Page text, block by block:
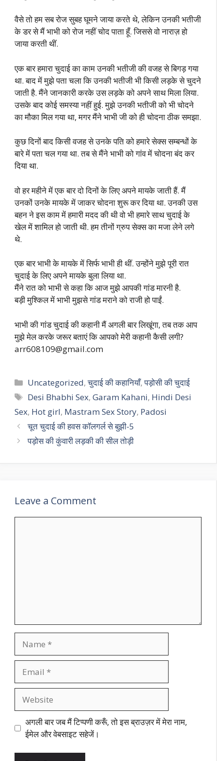
वैसे तो हम सब रोज सुबह घूमने जाया करते थे, लेकिन उनकी भतीजी
के डर से मैं भाभी को रोज नहीं चोद पाता हूँ. जिससे वो नाराज़ हो
जाया करती थीं.
एक बार हमारा चुदाई का काम उनकी भतीजी की वजह से बिगड़ गया
था. बाद में मुझे पता चला कि उनकी भतीजी भी किसी लड़के से चुदने
जाती है. मैंने जानकारी करके उस लड़के को अपने साथ मिला लिया.
उसके बाद कोई समस्या नहीं हुई. मुझे उनकी भतीजी को भी चोदने
का मौका मिल गया था, मगर मैंने भाभी जी को ही चोदना ठीक समझा.
कुछ दिनों बाद किसी वजह से उनके पति को हमारे सेक्स सम्बन्धों के
बारे में पता चल गया था. तब से मैंने भाभी को गांव में चोदना बंद कर
दिया था.
वो हर महीने में एक बार दो दिनों के लिए अपने मायके जाती हैं. मैं
उनकों उनके मायके में जाकर चोदना शुरू कर दिया था. उनकी उस
बहन ने इस काम में हमारी मदद की थी वो भी हमारे साथ चुदाई के
खेल में शामिल हो जाती थी. हम तीनों ग्रुप सेक्स का मजा लेने लगे
थे.
एक बार भाभी के मायके में सिर्फ भाभी ही थीं. उन्होंने मुझे पूरी रात
चुदाई के लिए अपने मायके बुला लिया था.
मैंने रात को भाभी से कहा कि आज मुझे आपकी गांड मारनी है.
बड़ी मुश्किल में भाभी मुझसे गांड मराने को राजी हो पाईं.
भाभी की गांड चुदाई की कहानी मैं अगली बार लिखूंगा, तब तक आप
मुझे मेल करके जरूर बताएं कि आपको मेरी कहानी कैसी लगी?
arr608109@gmail.com
Categories
Uncategorized,चुदाई की कहानियाँ,पड़ोसी की चुदाई
Tags
Desi Bhabhi Sex,Garam Kahani, Hindi Desi
Sex, Hot girl, Mastram Sex Story, Padosi
चूत चुदाई की हवस कॉलगर्ल से बुझी-5
पड़ोस की कुंवारी लड़की की सील तोड़ी
Leave a Comment
अगली बार जब मैं टिप्पणी करूँ, तो इस ब्राउज़र में मेरा नाम,
ईमेल और वेबसाइट सहेजें।